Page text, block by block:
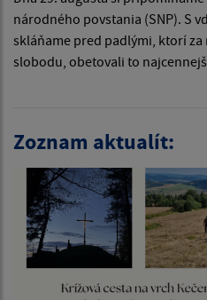
národného povstania (SNP). S
skláňame pred padlými, ktorí za
slobodu, obetovali to
Zoznam aktualít: